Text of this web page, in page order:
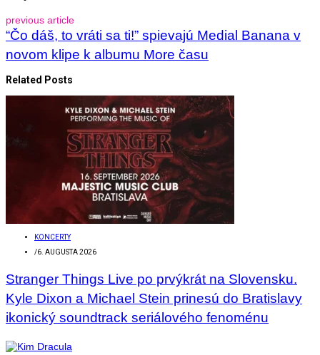
previous article
“Čo dáš, to vráti sa ti!” spievajú Medial Banana v
novom klipe k albumu More času
Related Posts
KONCERTY
/6. AUGUSTA 2026
Stranger Things Live po prvýkrát na Slovensku.
Kyle Dixon a Michael Stein prinesú do Bratislavy
ikonický soundtrack seriálového fenoménu